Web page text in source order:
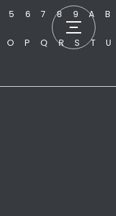
5 6 7 8 9 A B
O P Q R S T U